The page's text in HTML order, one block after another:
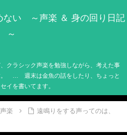
ない ～声楽 ＆ 身の回り日記
～
クラシック声楽を勉強しながら、考えた事
。 … 週末は金魚の話をしたり、ちょっと
イを書いてます。
声楽
遠鳴りをする声ってのは、